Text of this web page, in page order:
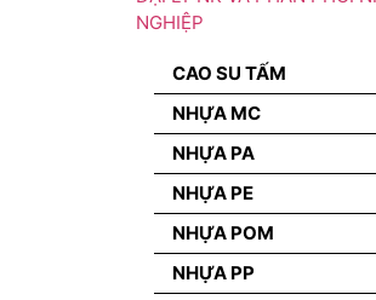
NGHIỆP
CAO SU TẤM
NHỰA MC
NHỰA PA
NHỰA PE
NHỰA POM
NHỰA PP